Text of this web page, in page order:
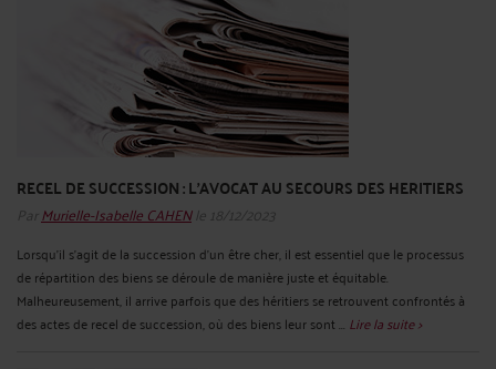
RECEL DE SUCCESSION : L’AVOCAT AU SECOURS DES HERITIERS
Par Murielle-Isabelle CAHENle 18/12/2023
Lorsqu'il s'agit de la succession d'un être cher, il est essentiel que le processus
de répartition des biens se déroule de manière juste et équitable.
Malheureusement, il arrive parfois que des héritiers se retrouvent confrontés à
des actes de recel de succession, où des biens leur sont ... Lire la suite >